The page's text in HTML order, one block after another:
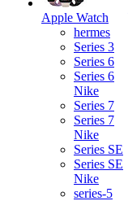
Apple Watch
hermes
Series 3
Series 6
Series 6
Nike
Series 7
Series 7
Nike
Series SE
Series SE
Nike
series-5